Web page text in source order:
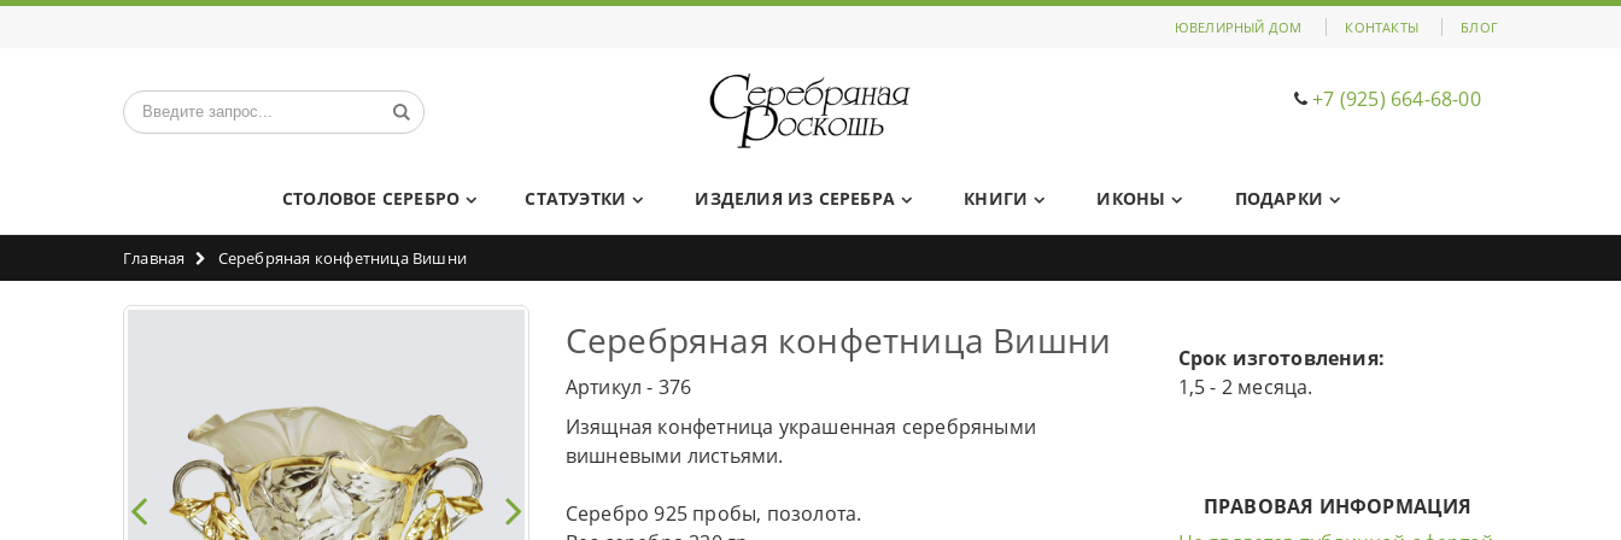
КОНТАКТЫ БЛОГ
ЮВЕЛИРНЫЙ ДОМ
+7 (925) 664-68-00
СТОЛОВОЕ СЕРЕБРО СТАТУЭТКИ ИЗДЕЛИЯ ИЗ СЕРЕБРА КНИГИ ИКОНЫ ПОДАРКИ
Главная Серебряная конфетница Вишни
Серебряная конфетница Вишни
Артикул - 376
Изящная конфетница украшенная серебряными
вишневыми листьями.
Серебро 925 пробы, позолота.
Срок изготовления:
1,5 - 2 месяца.
ПРАВОВАЯ ИНФОРМАЦИЯ